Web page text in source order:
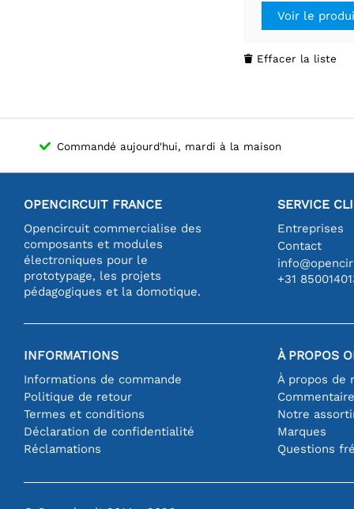
portable.
Voir le
 Effacer la liste
Commandé aujourd'hui, mardi à la maison
OPENCIRCUIT FRANCE
Opencircuit commercialise des
composants et modules
électroniques pour le
prototypage, les projets
pédagogiques et la domotique.
SERVICE
Entreprises
Contact
+31
INFORMATIONS
Informations de commande
Politique de retour
Termes et conditions
Déclaration de confidentialité
Réclamations
À PROPOS
À propos de
Notre
Marques
Questions